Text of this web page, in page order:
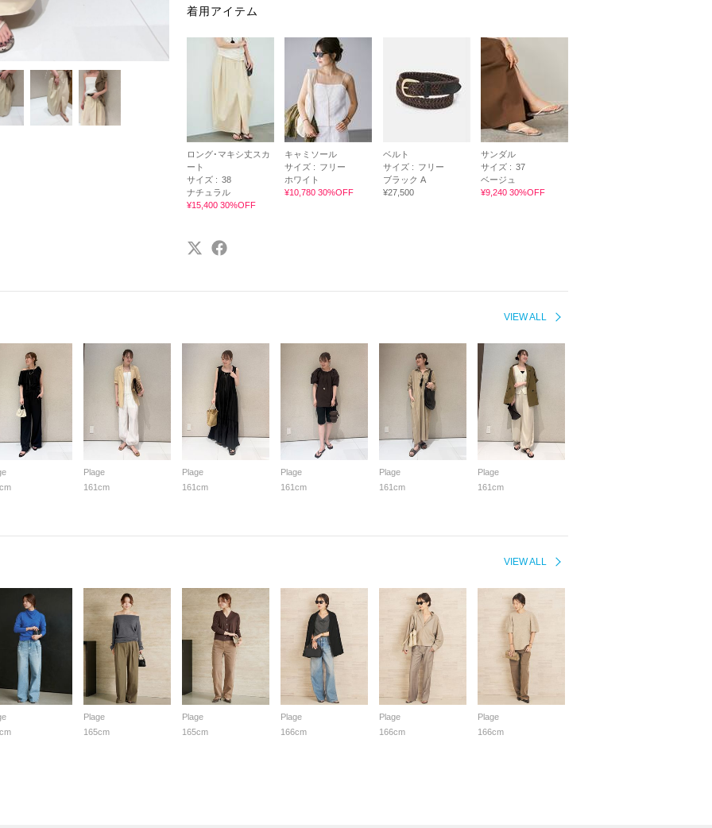
着用アイテム
ロング･マキシ丈スカ
ート
サイズ : 38
ナチュラル
¥15,400 30%OFF
キャミソール
サイズ : フリー
ホワイト
¥10,780 30%OFF
ベルト
サイズ : フリー
ブラック A
¥27,500
サンダル
サイズ : 37
ベージュ
¥9,240 30%OFF
VIEW ALL
Plage
161cm
Plage
161cm
Plage
161cm
Plage
161cm
Plage
161cm
VIEW ALL
Plage
165cm
Plage
165cm
Plage
166cm
Plage
166cm
Plage
166cm